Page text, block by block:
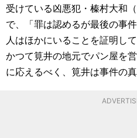
受けている凶悪犯・榛村大和
で、「罪は認めるが最後の事
人はほかにいることを証明し
かつて筧井の地元でパン屋を
に応えるべく、筧井は事件の